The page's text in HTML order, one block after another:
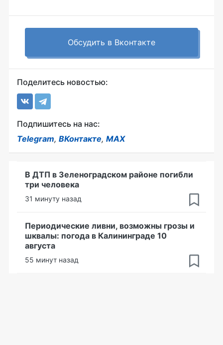
Обсудить в Вконтакте
Поделитесь новостью:
Подпишитесь на нас:
Telegram, ВКонтакте, MAX
В ДТП в Зеленоградском районе погибли
три человека
31 минуту назад
Периодические ливни, возможны грозы и
шквалы: погода в Калининграде 10
августа
55 минут назад